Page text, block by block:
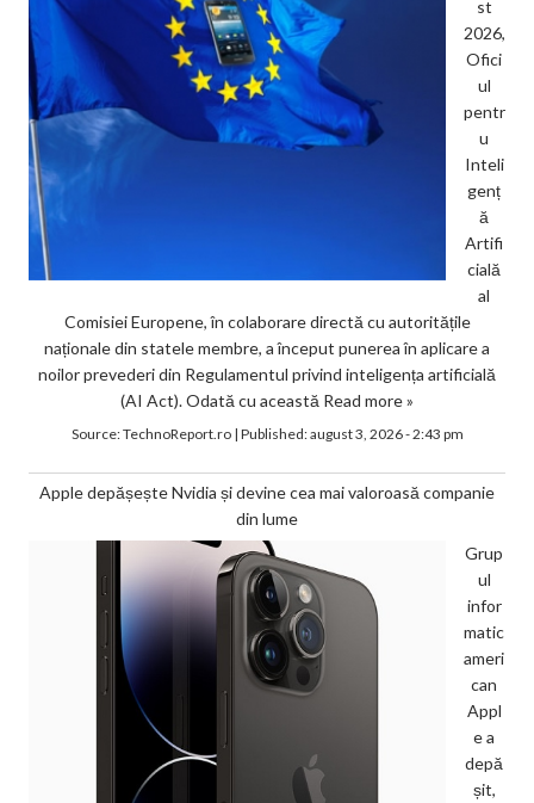
st
2026,
Ofici
ul
pentr
u
Inteli
genț
ă
Artifi
cială
al
Comisiei Europene, în colaborare directă cu autoritățile
naționale din statele membre, a început punerea în aplicare a
noilor prevederi din Regulamentul privind inteligența artificială
(AI Act). Odată cu această Read more »
Source:TechnoReport.ro| Published:august 3, 2026 - 2:43 pm
Apple depășește Nvidia și devine cea mai valoroasă companie
din lume
Grup
ul
infor
matic
ameri
can
Appl
e a
depă
șit,